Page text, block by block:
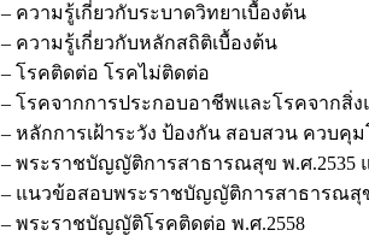
– ความรู้เกี่ยวกับระบาดวิทยาเบื้องต้น
– ความรู้เกี่ยวกับหลักสถิติเบื้องต้น
– โรคติดต่อ โรคไม่ติดต่อ
– โรคจากการประกอบอาชีพและโรคจากสิ่ง
– หลักการเฝ้าระวัง ป้องกัน สอบสวน ควบคุ
– พระราชบัญญัติการสาธารณสุข พ.ศ.2535
– แนวข้อสอบพระราชบัญญัติการสาธารณสุข
– พระราชบัญญัติโรคติดต่อ พ.ศ.2558